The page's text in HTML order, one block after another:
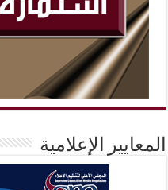
المعايير الإعلامية